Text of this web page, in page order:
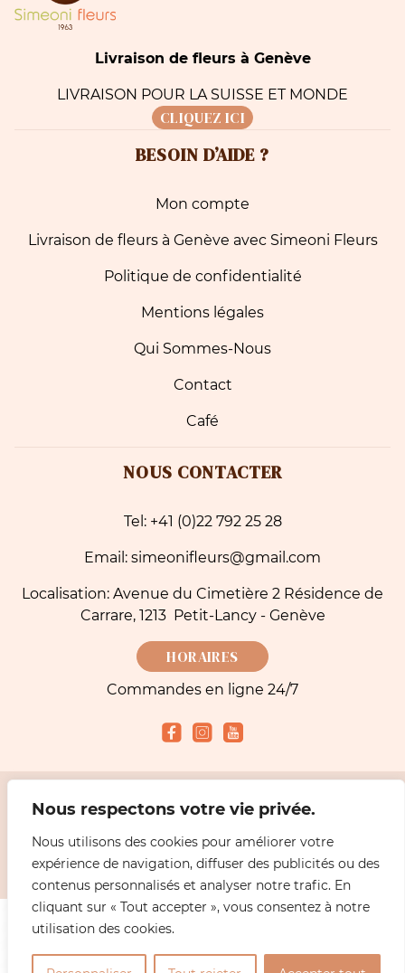
Nous respectons votre vie privée.
Nous utilisons des cookies pour améliorer votre
expérience de navigation, diffuser des publicités ou des
contenus personnalisés et analyser notre trafic. En
cliquant sur « Tout accepter », vous consentez à notre
utilisation des cookies.
Livraison de fleurs à Genève
LIVRAISON POUR LA SUISSE ET MONDE
CLIQUEZ ICI
BESOIN D’AIDE ?
Mon compte
Livraison de fleurs à Genève avec Simeoni Fleurs
Politique de confidentialité
Mentions légales
Qui Sommes-Nous
Contact
Café
NOUS CONTACTER
Tel: +41 (0)22 792 25 28
Email: simeonifleurs@gmail.com
Localisation: Avenue du Cimetière 2 Résidence de
Carrare, 1213 Petit-Lancy - Genève
HORAIRES
Commandes en ligne 24/7
2026 Simeoni fleuriste Genève - Livraisons Fleurs | Mentions légales
Modes de paiement acceptés